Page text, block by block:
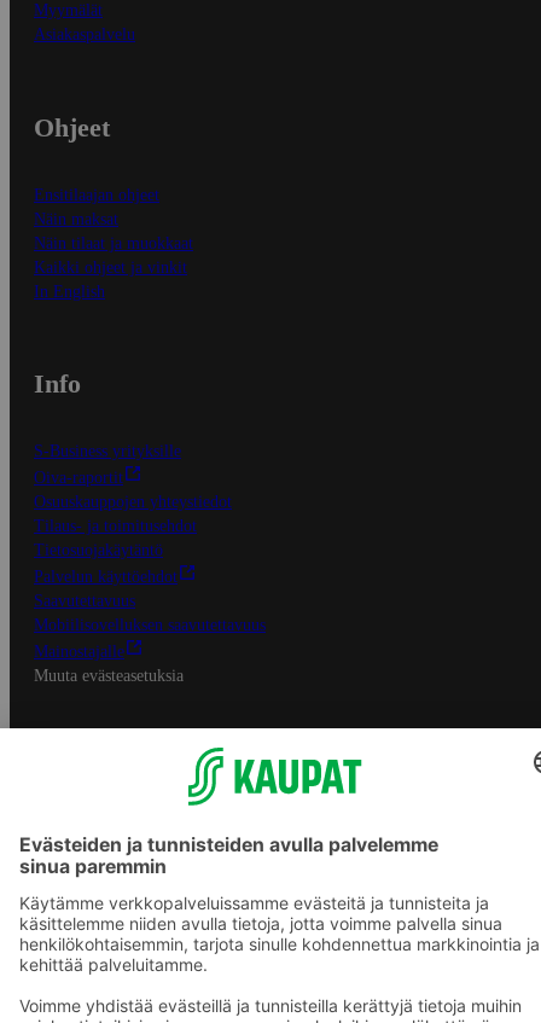
Myymälät
Asiakaspalvelu
Ohjeet
Ensitilaajan ohjeet
Näin maksat
Näin tilaat ja muokkaat
Kaikki ohjeet ja vinkit
In English
Info
S-Business yrityksille
Oiva-raportit
Osuuskauppojen yhteystiedot
Tilaus- ja toimitusehdot
Tietosuojakäytäntö
Palvelun käyttöehdot
Saavutettavuus
Mobiilisovelluksen saavutettavuus
Mainostajalle
Muuta evästeasetuksia
S-ryhmän palvelut
S-ryhmä
Asiakasomistajuus
S-ostoslista -sovellus
Prisma.fi
Sokos.fi
S-Pankki